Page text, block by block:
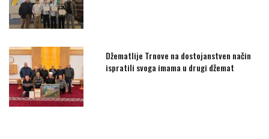
Džematlije Trnove na dostojanstven način
ispratili svoga imama u drugi džemat